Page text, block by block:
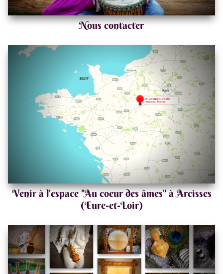
Nous contacter
Venir à l'espace "Au coeur des âmes" à Arcisses
(Eure-et-Loir)